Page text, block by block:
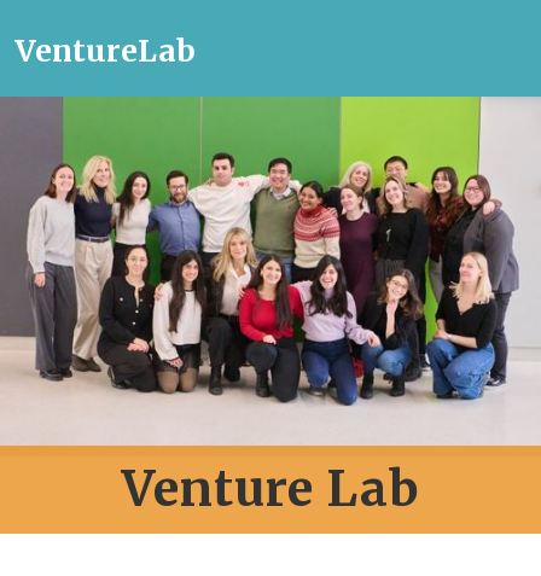
VentureLab
Venture Lab